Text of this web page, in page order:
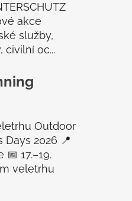
akce
služby,
civilní oc...
Outdoor
Days 2026 📍
📅 17.–19.
veletrhu